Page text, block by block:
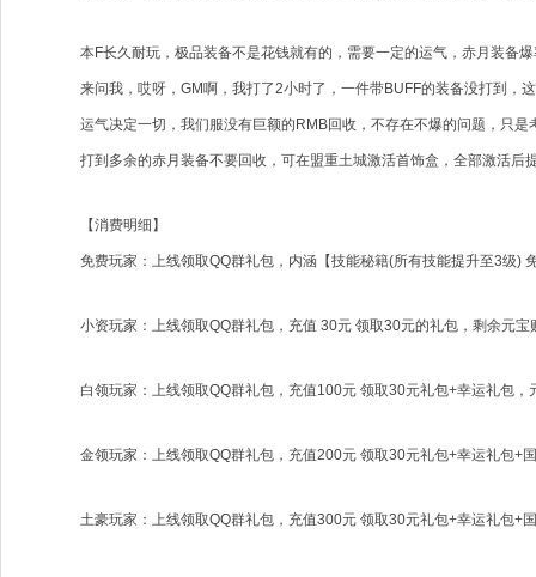
本F长久耐玩，极品装备不是花钱就有的，需要一定的运气，赤月装备
来问我，哎呀，GM啊，我打了2小时了，一件带BUFF的装备没打到，
运气决定一切，我们服没有巨额的RMB回收，不存在不爆的问题，只
打到多余的赤月装备不要回收，可在盟重土城激活首饰盒，全部激活后
【消费明细】
免费玩家：上线领取QQ群礼包，内涵【技能秘籍(所有技能提升至3级)
小资玩家：上线领取QQ群礼包，充值 30元 领取30元的礼包，剩余元
白领玩家：上线领取QQ群礼包，充值100元 领取30元礼包+幸运礼包
金领玩家：上线领取QQ群礼包，充值200元 领取30元礼包+幸运礼包
土豪玩家：上线领取QQ群礼包，充值300元 领取30元礼包+幸运礼包